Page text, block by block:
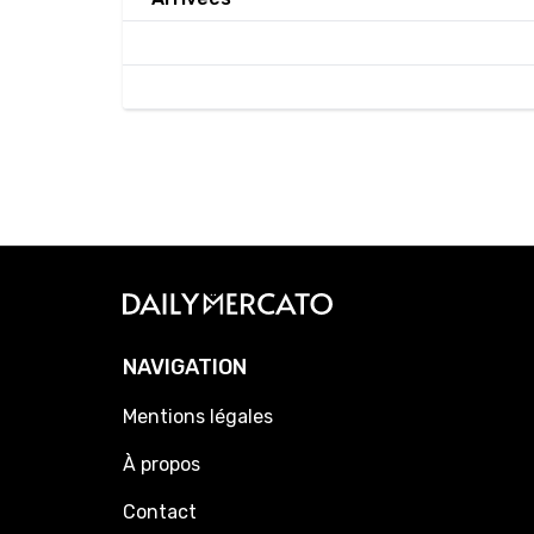
NAVIGATION
Mentions légales
À propos
Contact